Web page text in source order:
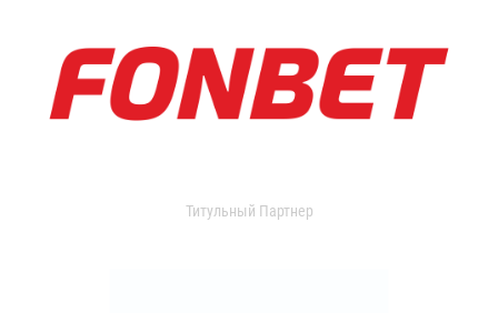
Титульный Партнер